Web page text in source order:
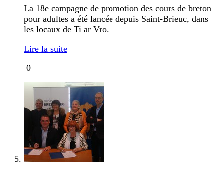
La 18e campagne de promotion des cours de breton
pour adultes a été lancée depuis Saint-Brieuc, dans
les locaux de Ti ar Vro.
Lire la suite
0